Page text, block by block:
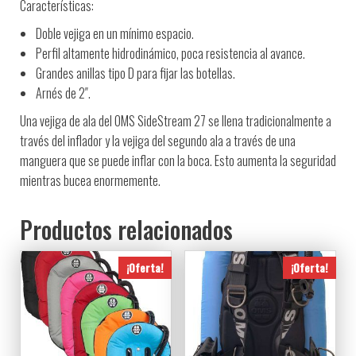
Características:
Doble vejiga en un mínimo espacio.
Perfil altamente hidrodinámico, poca resistencia al avance.
Grandes anillas tipo D para fijar las botellas.
Arnés de 2″.
Una vejiga de ala del OMS SideStream 27 se llena tradicionalmente a
través del inflador y la vejiga del segundo ala a través de una
manguera que se puede inflar con la boca. Esto aumenta la seguridad
mientras bucea enormemente.
Productos relacionados
¡Oferta! ¡Oferta!